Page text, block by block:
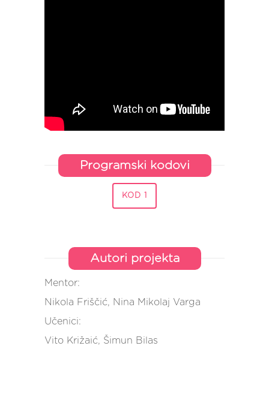
Programski kodovi
KOD 1
Autori projekta
Mentor:
Nikola Friščić, Nina Mikolaj Varga
Učenici:
Vito Križaić, Šimun Bilas